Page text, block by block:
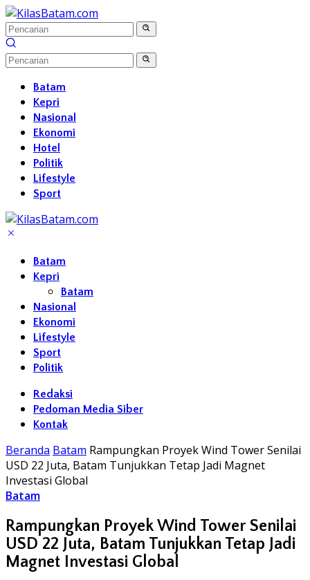
Langsung
ke
konten
Batam
Kepri
Nasional
Ekonomi
Hotel
Politik
Lifestyle
Sport
Batam
Kepri
Batam
Nasional
Ekonomi
Lifestyle
Sport
Politik
Redaksi
Pedoman Media Siber
Kontak
Beranda Batam Rampungkan Proyek Wind Tower Senilai
USD 22 Juta, Batam Tunjukkan Tetap Jadi Magnet
Investasi Global
Batam
Rampungkan Proyek Wind Tower Senilai
USD 22 Juta, Batam Tunjukkan Tetap Jadi
Magnet Investasi Global